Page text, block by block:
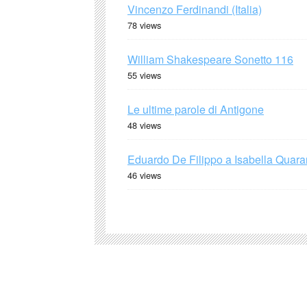
Vincenzo Ferdinandi (Italia)
78 views
William Shakespeare Sonetto 116
55 views
Le ultime parole di Antigone
48 views
Eduardo De Filippo a Isabella
46 views